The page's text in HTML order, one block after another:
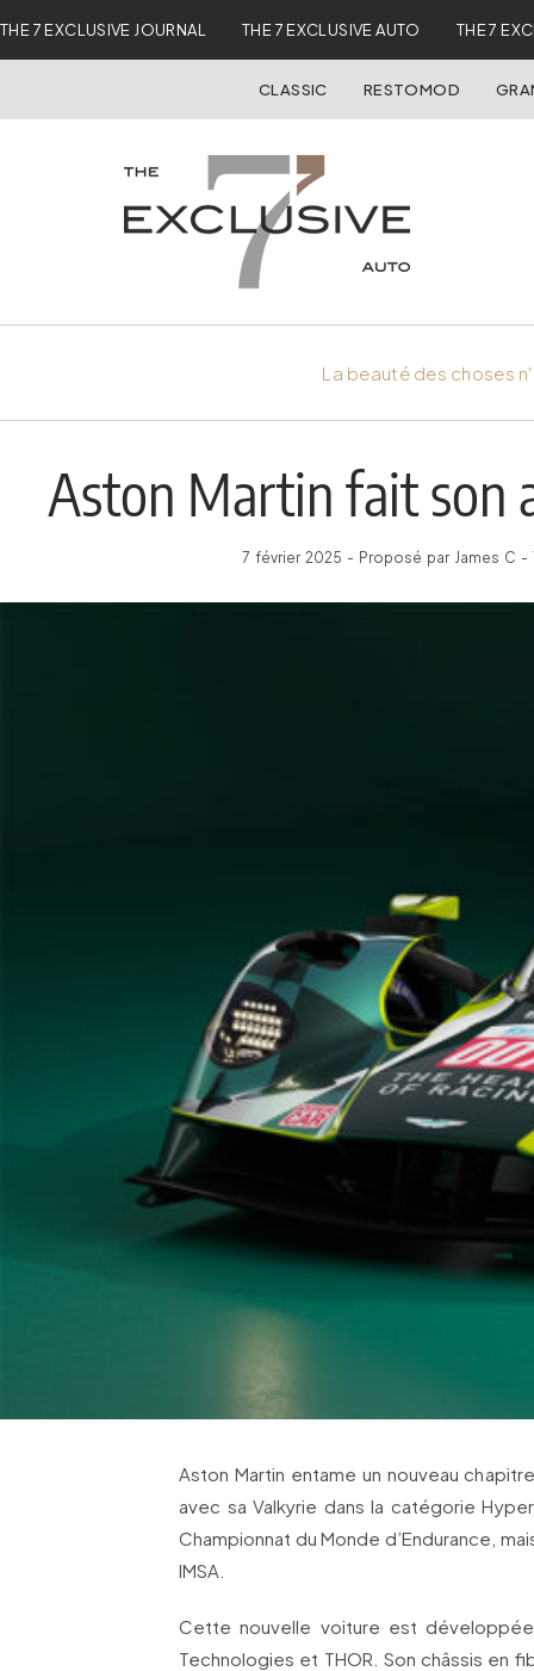
THE 7 EXCLUSIVE JOURNAL THE 7 EXCLUSIVE AUTO THE 7
CLASSIC RESTOMOD
La beauté des choses
Aston Martin fait son
7 février 2025 - Proposé par James C
Aston Martin entame un nouveau
avec sa Valkyrie dans la catégorie
Championnat du Monde d’Endurance,
IMSA.
Cette nouvelle voiture est
Technologies et THOR. Son châssis en